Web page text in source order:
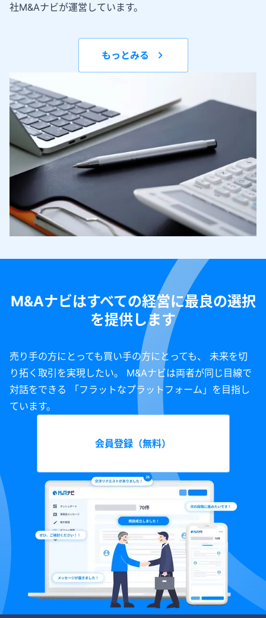
社M&Aナビが運営しています。
もっとみる
M&Aナビはすべての経営に最良の選択
を提供します
売り手の方にとっても買い手の方にとっても、 未来を切
り拓く取引を実現したい。 M&Aナビは両者が同じ目線で
対話をできる 「フラットなプラットフォーム」を目指し
ています。
会員登録（無料）